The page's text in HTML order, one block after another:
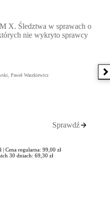
w sprawach o
X. Śledztwa w sprawach o
nie wykryto sprawcy
Paweł Waszkiewicz
Sprawdź
| Cena regularna: 99,00 zł
30 dniach: 69,30 zł